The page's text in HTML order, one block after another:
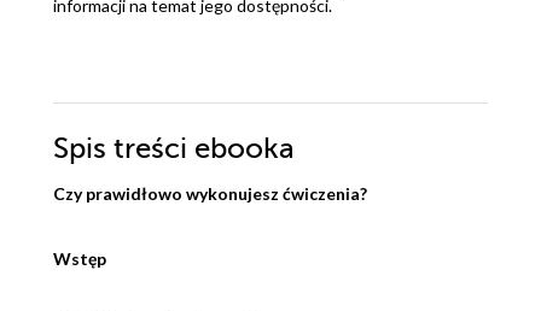
informacji na temat jego dostępności.
Spis treści ebooka
Czy prawidłowo wykonujesz ćwiczenia?
Wstęp